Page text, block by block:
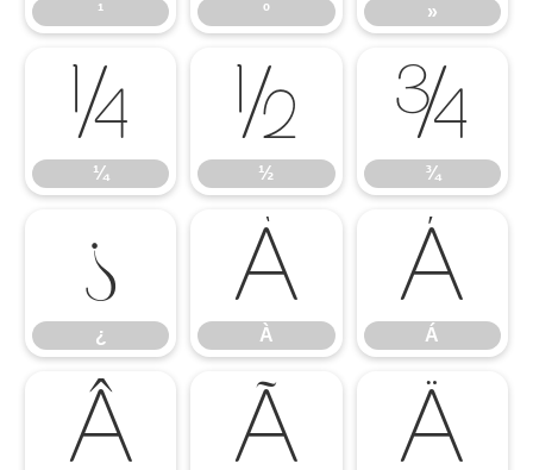
¹ º »
¼
¼
½
½
¾
¾
¿
¿
À
À
Á
Á
Â Ã Ä